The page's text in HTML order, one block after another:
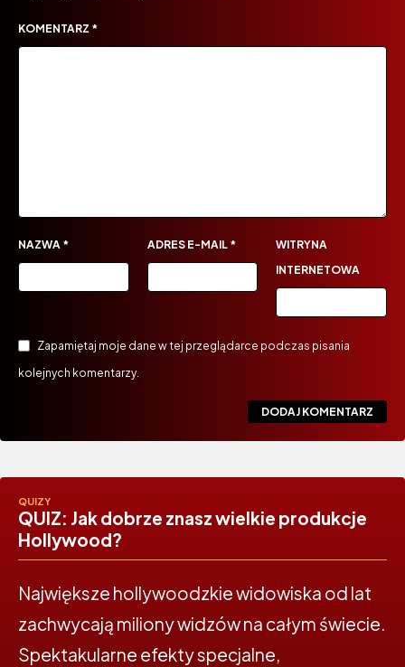
KOMENTARZ *
NAZWA * ADRES E-MAIL *
WITRYNA
INTERNETOWA
Zapamiętaj moje dane w tej przeglądarce podczas pisania
kolejnych komentarzy.
QUIZY
QUIZ: Jak dobrze znasz wielkie produkcje
Hollywood?
Największe hollywoodzkie widowiska od lat
zachwycają miliony widzów na całym świecie.
Spektakularne efekty specjalne,